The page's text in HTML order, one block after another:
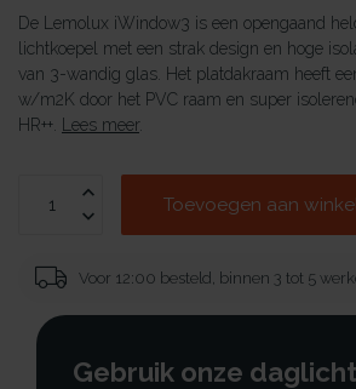
De Lemolux iWindow3 is een opengaand
lichtkoepel met een strak design en hoge
van 3-wandig glas. Het platdakraam heeft
w/m2K door het PVC raam en super
HR++.
Lees meer.
Toevoegen aan
Voor 12:00 besteld, binnen 3 tot 5
Gebruik onze daglicht